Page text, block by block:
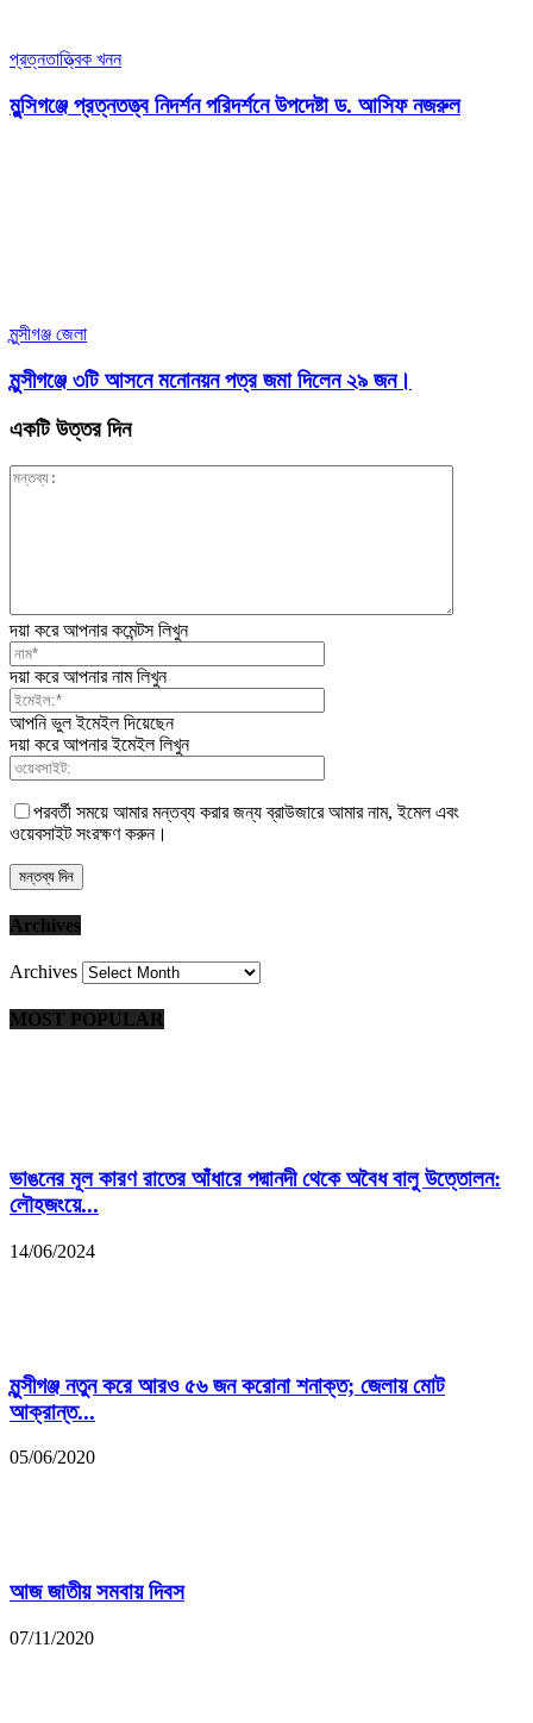
প্রত্নতাত্ত্বিক খনন
মুন্সিগঞ্জে প্রত্নতত্ত্ব নিদর্শন পরিদর্শনে উপদেষ্টা ড. আসিফ নজরুল
মুন্সীগঞ্জ জেলা
মুন্সীগঞ্জে ৩টি আসনে মনোনয়ন পত্র জমা দিলেন ২৯ জন।
একটি উত্তর দিন
দয়া করে আপনার কমেন্টস লিখুন
দয়া করে আপনার নাম লিখুন
আপনি ভুল ইমেইল দিয়েছেন
দয়া করে আপনার ইমেইল লিখুন
পরবর্তী সময়ে আমার মন্তব্য করার জন্য ব্রাউজারে আমার নাম, ইমেল এবং
ওয়েবসাইট সংরক্ষণ করুন।
Archives
Archives
MOST POPULAR
ভাঙনের মূল কারণ রাতের আঁধারে পদ্মানদী থেকে অবৈধ বালু উত্তোলন:
লৌহজংয়ে...
14/06/2024
মুন্সীগঞ্জ নতুন করে আরও ৫৬ জন করোনা শনাক্ত; জেলায় মোট
আক্রান্ত...
05/06/2020
আজ জাতীয় সমবায় দিবস
07/11/2020